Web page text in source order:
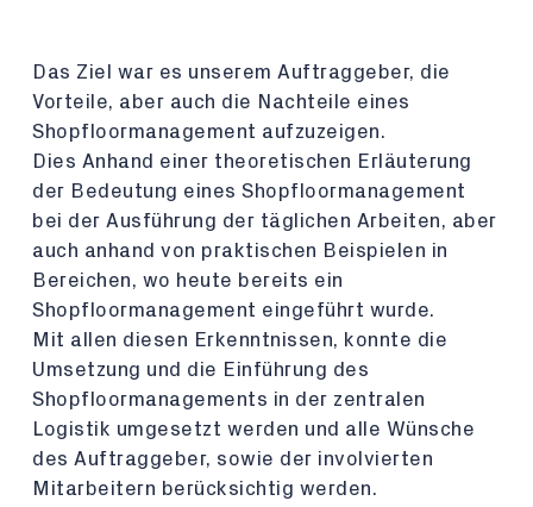
Das Ziel war es unserem Auftraggeber, die
Vorteile, aber auch die Nachteile eines
Shopfloormanagement aufzuzeigen.
Dies Anhand einer theoretischen Erläuterung
der Bedeutung eines Shopfloormanagement
bei der Ausführung der täglichen Arbeiten, aber
auch anhand von praktischen Beispielen in
Bereichen, wo heute bereits ein
Shopfloormanagement eingeführt wurde.
Mit allen diesen Erkenntnissen, konnte die
Umsetzung und die Einführung des
Shopfloormanagements in der zentralen
Logistik umgesetzt werden und alle Wünsche
des Auftraggeber, sowie der involvierten
Mitarbeitern berücksichtig werden.